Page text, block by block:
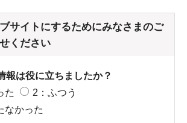
サイトにするためにみなさまのご
ください
報は役に立ちましたか？
た
2：ふつう
なかった